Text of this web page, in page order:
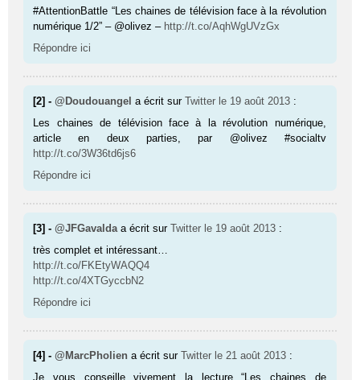
#AttentionBattle “Les chaines de télévision face à la révolution
numérique 1/2” – @olivez – http://t.co/AqhWgUVzGx
Répondre ici
[2] -@Doudouangel a écrit surTwitter le 19 août 2013 :
Les chaines de télévision face à la révolution numérique,
article en deux parties, par @olivez #socialtv
http://t.co/3W36td6js6
Répondre ici
[3] -@JFGavalda a écrit surTwitter le 19 août 2013 :
très complet et intéressant…
http://t.co/FKEtyWAQQ4
http://t.co/4XTGyccbN2
Répondre ici
[4] -@MarcPholien a écrit surTwitter le 21 août 2013 :
Je vous conseille vivement la lecture “Les chaines de